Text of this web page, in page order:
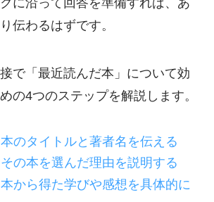
に沿って回答を準備すれば、あ
伝わるはずです。
で「最近読んだ本」について効
の4つのステップを解説します。
のタイトルと著者名を伝える
の本を選んだ理由を説明する
から得た学びや感想を具体的に